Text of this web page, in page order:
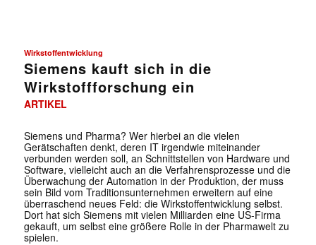
Wirkstoffentwicklung
Siemens kauft sich in die
Wirkstoffforschung ein
ARTIKEL
Siemens und Pharma? Wer hierbei an die vielen
Gerätschaften denkt, deren IT irgendwie miteinander
verbunden werden soll, an Schnittstellen von Hardware und
Software, vielleicht auch an die Verfahrensprozesse und die
Überwachung der Automation in der Produktion, der muss
sein Bild vom Traditionsunternehmen erweitern auf eine
überraschend neues Feld: die Wirkstoffentwicklung selbst.
Dort hat sich Siemens mit vielen Milliarden eine US-Firma
gekauft, um selbst eine größere Rolle in der Pharmawelt zu
spielen.